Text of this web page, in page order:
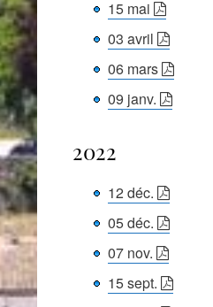
15 mai
03 avril
06 mars
09 janv.
2022
12 déc.
05 déc.
07 nov.
15 sept.